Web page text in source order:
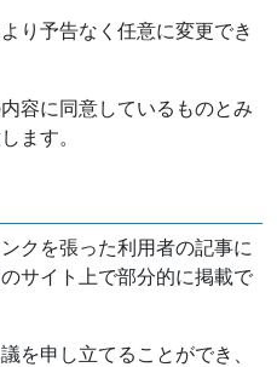
り予告なく任意に変更でき
容に同意しているものとみ
ます。
クを張った利用者の記事に
サイト上で部分的に掲載で
を申し立てることができ、